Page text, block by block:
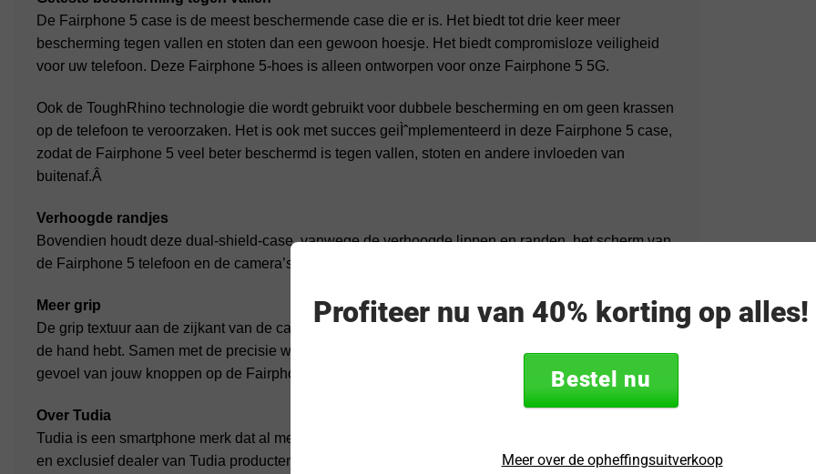
De Fairphone 5 case is de meest beschermende case die er is. Het biedt tot drie keer meer
bescherming tegen vallen en stoten dan een gewoon hoesje. Het biedt compromisloze veiligheid
voor uw telefoon. Deze Fairphone 5-hoes is alleen ontworpen voor onze Fairphone 5 5G.
Ook de ToughRhino technologie die wordt gebruikt voor dubbele bescherming en om geen krassen
op de telefoon te veroorzaken. Het is ook met succes geiÌˆmplementeerd in deze Fairphone 5 case,
zodat de Fairphone 5 veel beter beschermd is tegen vallen, stoten en andere invloeden van
buitenaf.Â
Verhoogde randjes
Bovendien houdt deze dual-shield-case, vanwege de verhoogde lippen en randen, het scherm van
de Fairphone 5 telefoon en de camera’s tegen elke vorm van krassen.
Meer grip
De grip textuur aan de zijkant van de case geeft meer vertrouwen wanneer je jouw Fairphone 5 in
de hand hebt. Samen met de precisie waarmee deze Tudia hoes wordt gemaakt behoudt je het klik
gevoel van jouw knoppen op de Fairphone 5 zonder in te leveren op bescherming of functionaliteit.
Over Tudia
Tudia is een smartphone merk dat al meer dan 10 jaar op de markt is. OnePlus-shop.nl is officieel
en exclusief dealer van Tudia producten binnen Nederland. Je krijgt op deze accessoires van Tudia
Profiteer nu van 40% korting op alles!
Bestel nu
Meer over de opheffingsuitverkoop